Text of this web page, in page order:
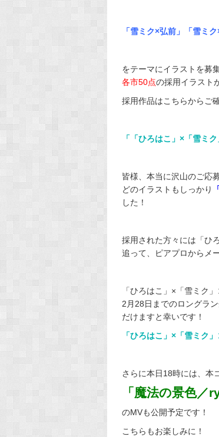
「雪ミク×弘前」「雪ミ
をテーマにイラストを募
各市50点の採用イラスト
採用作品はこちらからご
「「ひろはこ」×「雪ミ
皆様、本当に沢山のご応
どのイラストもしっかり
した！
採用された方々には「ひ
追って、ピアプロからメ
「ひろはこ」×「雪ミク
2月28日までのロングラ
だけますと幸いです！
「ひろはこ」×「雪ミク
さらに本日18時には、本
「魔法の景色／
のMVも公開予定です！
こちらもお楽しみに！